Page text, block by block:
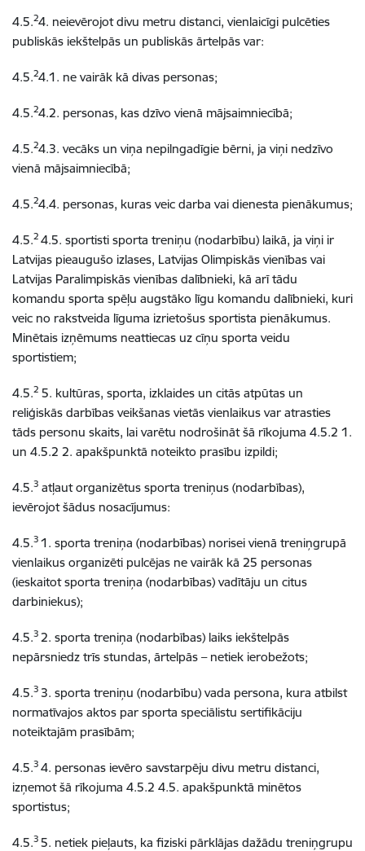
4.5.24. neievērojot divu metru distanci, vienlaicīgi pulcēties
publiskās iekštelpās un publiskās ārtelpās var:
4.5.24.1. ne vairāk kā divas personas;
4.5.24.2. personas, kas dzīvo vienā mājsaimniecībā;
4.5.24.3. vecāks un viņa nepilngadīgie bērni, ja viņi nedzīvo
vienā mājsaimniecībā;
4.5.24.4. personas, kuras veic darba vai dienesta pienākumus;
4.5.2 4.5. sportisti sporta treniņu (nodarbību) laikā, ja viņi ir
Latvijas pieaugušo izlases, Latvijas Olimpiskās vienības vai
Latvijas Paralimpiskās vienības dalībnieki, kā arī tādu
komandu sporta spēļu augstāko līgu komandu dalībnieki, kuri
veic no rakstveida līguma izrietošus sportista pienākumus.
Minētais izņēmums neattiecas uz cīņu sporta veidu
sportistiem;
4.5.2 5. kultūras, sporta, izklaides un citās atpūtas un
reliģiskās darbības veikšanas vietās vienlaikus var atrasties
tāds personu skaits, lai varētu nodrošināt šā rīkojuma 4.5.2 1.
un 4.5.2 2. apakšpunktā noteikto prasību izpildi;
4.5.3 atļaut organizētus sporta treniņus (nodarbības),
ievērojot šādus nosacījumus:
4.5.3 1. sporta treniņa (nodarbības) norisei vienā treniņgrupā
vienlaikus organizēti pulcējas ne vairāk kā 25 personas
(ieskaitot sporta treniņa (nodarbības) vadītāju un citus
darbiniekus);
4.5.3 2. sporta treniņa (nodarbības) laiks iekštelpās
nepārsniedz trīs stundas, ārtelpās – netiek ierobežots;
4.5.3 3. sporta treniņu (nodarbību) vada persona, kura atbilst
normatīvajos aktos par sporta speciālistu sertifikāciju
noteiktajām prasībām;
4.5.3 4. personas ievēro savstarpēju divu metru distanci,
izņemot šā rīkojuma 4.5.2 4.5. apakšpunktā minētos
sportistus;
4.5.3 5. netiek pieļauts, ka fiziski pārklājas dažādu treniņgrupu